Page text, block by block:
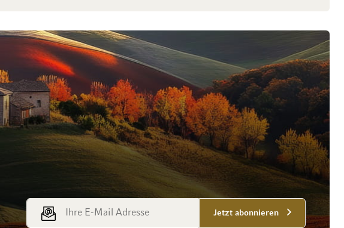
E-Mail Adresse
Jetzt abonnieren